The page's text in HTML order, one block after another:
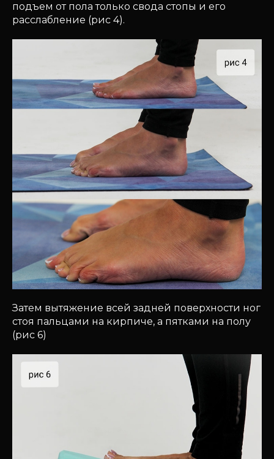
подъем от пола только свода стопы и его
расслабление (рис 4).
Затем вытяжение всей задней поверхности ног
стоя пальцами на кирпиче, а пятками на полу
(рис 6)